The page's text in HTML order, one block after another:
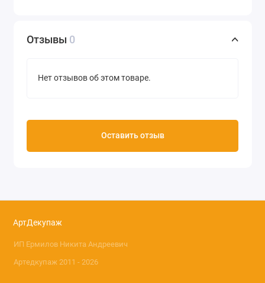
Отзывы 0
Нет отзывов об этом товаре.
Оставить отзыв
АртДекупаж
ИП Ермилов Никита Андреевич
Артедкупаж 2011 - 2026